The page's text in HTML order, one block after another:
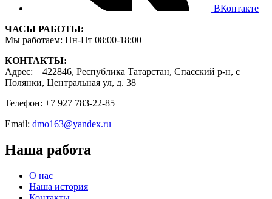
ВКонтакте
ЧАСЫ РАБОТЫ:
Мы работаем: Пн-Пт 08:00-18:00
КОНТАКТЫ:
Адрес: 422846, Республика Татарстан, Спасский р-н, с
Полянки, Центральная ул, д. 38
Телефон: +7 927 783-22-85
Email: dmo163@yandex.ru
Наша работа
О нас
Наша история